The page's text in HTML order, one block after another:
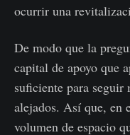
ocurrir una
De modo que la
capital de apoyo que
suficiente para seguir
alejados. Así que, en
volumen de espacio